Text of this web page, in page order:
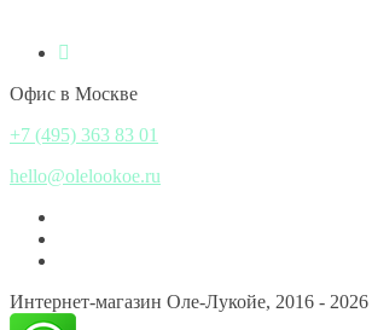
Офис в Москве
+7 (495) 363 83 01
hello@olelookoe.ru
Интернет-магазин Оле-Лукойе, 2016 - 2026